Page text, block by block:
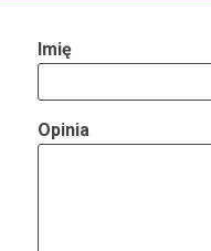
Imię
Opinia